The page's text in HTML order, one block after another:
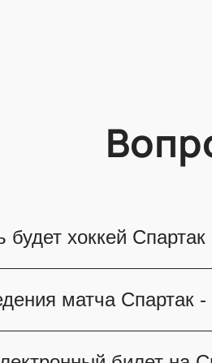
будет хоккей
- Адмирал состоится 14
онлайн — наш сайт
на e-mail.
матча Спартак
Адмирал состоится в